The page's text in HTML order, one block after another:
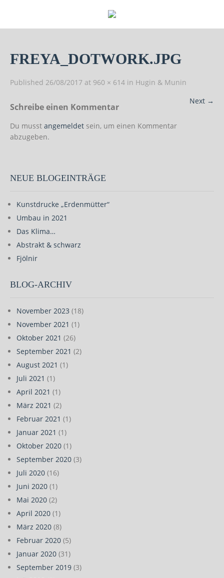
FREYA_DOTWORK.JPG
Published 26/08/2017 at 960 × 614 in Hugin & Munin
Next →
Schreibe einen Kommentar
Du musst angemeldet sein, um einen Kommentar
abzugeben.
NEUE BLOGEINTRÄGE
Kunstdrucke „Erdenmütter“
Umbau in 2021
Das Klima…
Abstrakt & schwarz
Fjölnir
BLOG-ARCHIV
November 2023 (18)
November 2021 (1)
Oktober 2021 (26)
September 2021 (2)
August 2021 (1)
Juli 2021 (1)
April 2021 (1)
März 2021 (2)
Februar 2021 (1)
Januar 2021 (1)
Oktober 2020 (1)
September 2020 (3)
Juli 2020 (16)
Juni 2020 (1)
Mai 2020 (2)
April 2020 (1)
März 2020 (8)
Februar 2020 (5)
Januar 2020 (31)
September 2019 (3)